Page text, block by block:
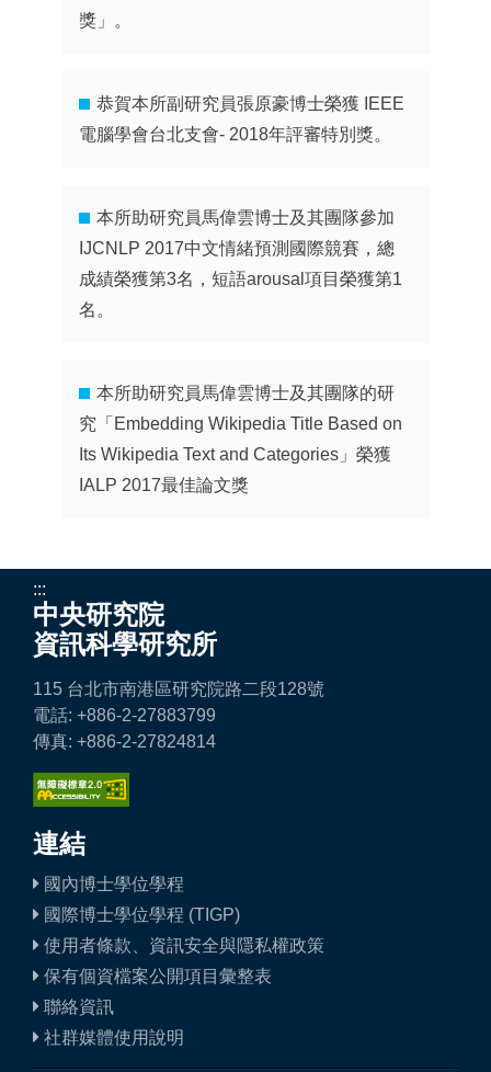
獎」。
恭賀本所副研究員張原豪博士榮獲 IEEE
電腦學會台北支會- 2018年評審特別獎。
本所助研究員馬偉雲博士及其團隊參加
IJCNLP 2017中文情緒預測國際競賽，總
成績榮獲第3名，短語arousal項目榮獲第1
名。
本所助研究員馬偉雲博士及其團隊的研
究「Embedding Wikipedia Title Based on
Its Wikipedia Text and Categories」榮獲
IALP 2017最佳論文獎
:::
中央研究院
資訊科學研究所
115 台北市南港區研究院路二段128號
電話: +886-2-27883799
傳真: +886-2-27824814
連結
國內博士學位學程
國際博士學位學程 (TIGP)
使用者條款、資訊安全與隱私權政策
保有個資檔案公開項目彙整表
聯絡資訊
社群媒體使用說明